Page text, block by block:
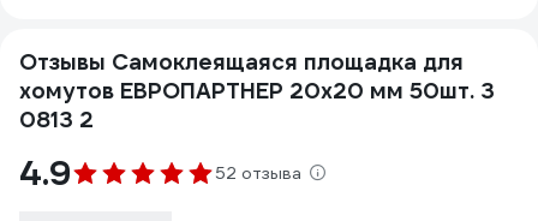
Отзывы Самоклеящаяся площадка для
хомутов ЕВРОПАРТНЕР 20х20 мм 50шт. 3
0813 2
4.9 52 отзыва